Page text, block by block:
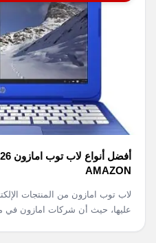
AMAZON
لاب توب امازون من المنتجات
عليها، حيث أن شركات امازون في